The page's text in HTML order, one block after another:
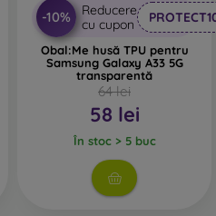
-10%
Reducere
cu cupon
Obal:Me husă TPU pentru
Samsung Galaxy A33 5G
transparentă
64 lei
58 lei
În stoc > 5 buc